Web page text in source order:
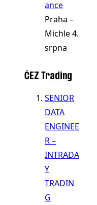
ance
Praha –
Michle4.
srpna
ČEZ Trading
SENIOR
DATA
ENGINEE
R –
INTRADA
Y
TRADIN
G